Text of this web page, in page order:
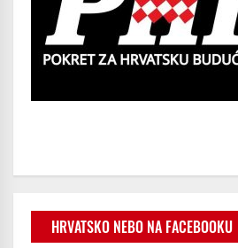
HRVATSKO NEBO NA FACEBOOKU